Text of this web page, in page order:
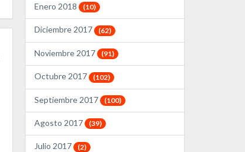
Enero 2018 (10)
Diciembre 2017 (62)
Noviembre 2017 (91)
Octubre 2017 (102)
Septiembre 2017 (100)
Agosto 2017 (39)
Julio 2017 (2)